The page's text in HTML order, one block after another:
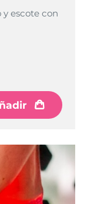
y escote con